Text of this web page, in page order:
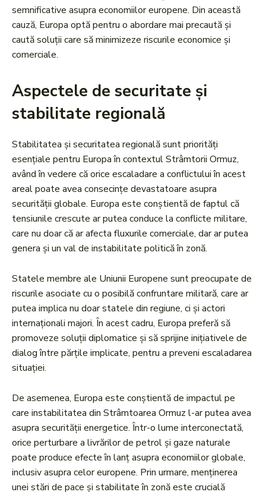
semnificative asupra economiilor europene. Din această
cauză, Europa optă pentru o abordare mai precaută și
caută soluții care să minimizeze riscurile economice și
comerciale.
Aspectele de securitate și
stabilitate regională
Stabilitatea și securitatea regională sunt priorități
esențiale pentru Europa în contextul Strâmtorii Ormuz,
având în vedere că orice escaladare a conflictului în acest
areal poate avea consecințe devastatoare asupra
securității globale. Europa este conștientă de faptul că
tensiunile crescute ar putea conduce la conflicte militare,
care nu doar că ar afecta fluxurile comerciale, dar ar putea
genera și un val de instabilitate politică în zonă.
Statele membre ale Uniunii Europene sunt preocupate de
riscurile asociate cu o posibilă confruntare militară, care ar
putea implica nu doar statele din regiune, ci și actori
internaționali majori. În acest cadru, Europa preferă să
promoveze soluții diplomatice și să sprijine inițiativele de
dialog între părțile implicate, pentru a preveni escaladarea
situației.
De asemenea, Europa este conștientă de impactul pe
care instabilitatea din Strâmtoarea Ormuz l-ar putea avea
asupra securității energetice. Într-o lume interconectată,
orice perturbare a livrărilor de petrol și gaze naturale
poate produce efecte în lanț asupra economiilor globale,
inclusiv asupra celor europene. Prin urmare, menținerea
unei stări de pace și stabilitate în zonă este crucială